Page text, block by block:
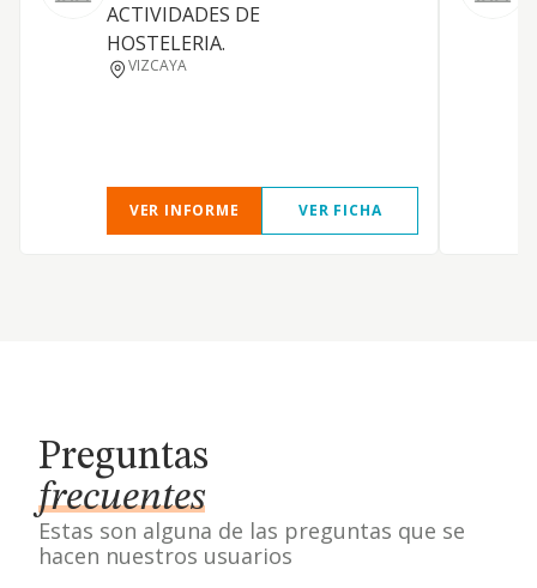
ACTIVIDADES DE
HOSTELERIA.
VIZCAYA
VER INFORME VER FICHA
Preguntas
frecuentes
Estas son alguna de las preguntas que se
hacen nuestros usuarios